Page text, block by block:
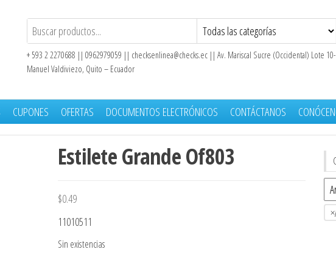
+ 593 2 2270688 || 0962979059 || checksenlinea@checks.ec || Av. Mariscal Sucre (Occidental) Lote
Manuel Valdiviezo, Quito – Ecuador
CUPONES OFERTAS DOCUMENTOS ELECTRÓNICOS CONTÁCTANOS
Estilete Grande Of803
$0.49
11010511
Sin existencias
×